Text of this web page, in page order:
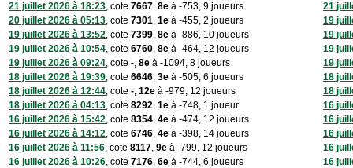
21 juillet 2026 à 18:23, cote 7667, 8e à -753, 9 joueurs
21
20 juillet 2026 à 05:13, cote 7301, 1e à -455, 2 joueurs
19
19 juillet 2026 à 13:52, cote 7399, 8e à -886, 10 joueurs
19
19 juillet 2026 à 10:54, cote 6760, 8e à -464, 12 joueurs
19
19 juillet 2026 à 09:24, cote -, 8e à -1094, 8 joueurs
19
18 juillet 2026 à 19:39, cote 6646, 3e à -505, 6 joueurs
18
18 juillet 2026 à 12:44, cote -, 12e à -979, 12 joueurs
18
18 juillet 2026 à 04:13, cote 8292, 1e à -748, 1 joueur
16
16 juillet 2026 à 15:42, cote 8354, 4e à -474, 12 joueurs
16
16 juillet 2026 à 14:12, cote 6746, 4e à -398, 14 joueurs
16
16 juillet 2026 à 11:56, cote 8117, 9e à -799, 12 joueurs
16
16 juillet 2026 à 10:26, cote 7176, 6e à -744, 6 joueurs
16